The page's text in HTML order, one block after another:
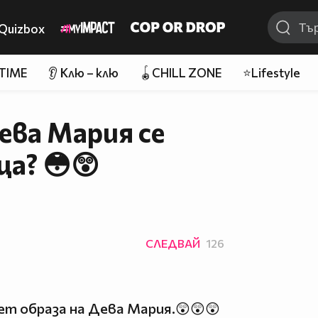
👂 Клю – клю 🪀CHILL ZONE ⭐Lifestyle
Мария се
😳😲
СЛЕДВАЙ 126
образа на Дева Мария.😲😲😲